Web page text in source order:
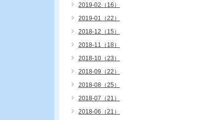
2019-02（16）
2019-01（22）
2018-12（15）
2018-11（18）
2018-10（23）
2018-09（22）
2018-08（25）
2018-07（21）
2018-06（21）